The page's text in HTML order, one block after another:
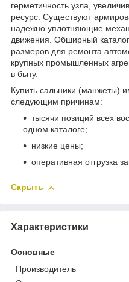
герметичность узла,
ресурс. Существуют
надежно уплотняющие
движения. Обширный
размеров для ремонта
крупных промышленных
в быту.
Купить сальники (манжеты)
следующим причинам:
тысячи позиций всех
одном каталоге;
низкие цены;
оперативная отгрузка
Скрыть
Характеристики
Основные
Производитель